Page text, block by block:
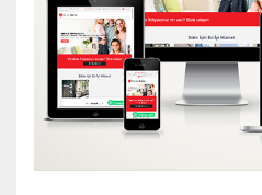
SATIN AL